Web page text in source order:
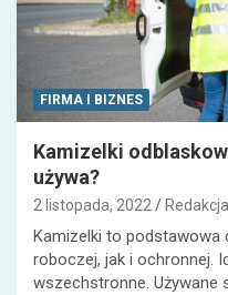
FIRMA I BIZNES
Kamizelki
używa?
2 listopada, 2022 Redakcja
Kamizelki to podstawowa
roboczej, jak i ochronnej.
wszechstronne. Używane